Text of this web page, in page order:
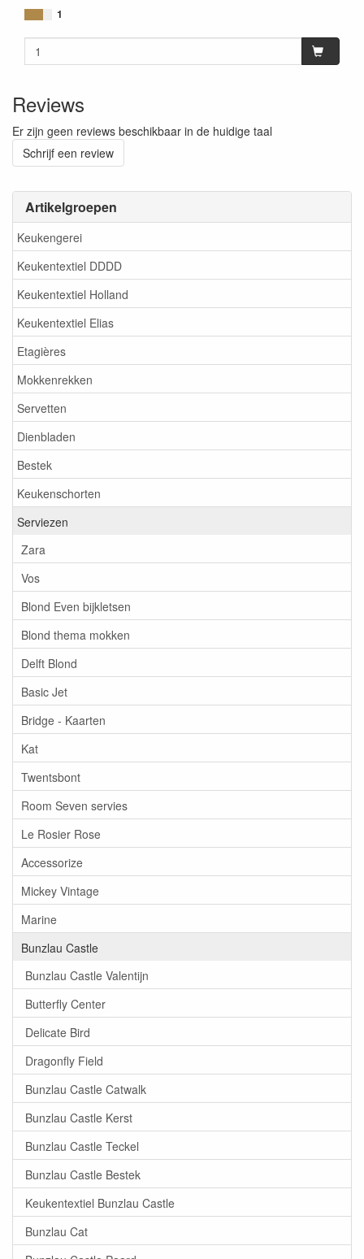
Artikelgroepen
Keukengerei
Keukentextiel DDDD
Keukentextiel Holland
Keukentextiel Elias
Etagières
Mokkenrekken
Servetten
Dienbladen
Bestek
Keukenschorten
Serviezen
Zara
Vos
Blond Even bijkletsen
Blond thema mokken
Delft Blond
Basic Jet
Bridge - Kaarten
Kat
Twentsbont
Room Seven servies
Le Rosier Rose
Accessorize
Mickey Vintage
Marine
Bunzlau Castle
Bunzlau Castle Valentijn
Butterfly Center
Delicate Bird
Dragonfly Field
Bunzlau Castle Catwalk
Bunzlau Castle Kerst
Bunzlau Castle Teckel
Bunzlau Castle Bestek
Keukentextiel Bunzlau Castle
Bunzlau Cat
1
Reviews
Er zijn geen reviews beschikbaar in de huidige taal
Schrijf een review